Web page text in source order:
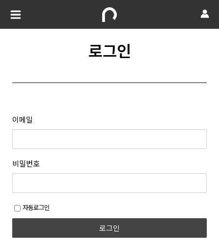
로그인
이메일
비밀번호
자동로그인
로그인